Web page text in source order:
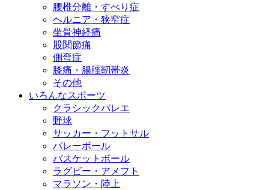
腰椎分離・すべり症
ヘルニア・狭窄症
坐骨神経痛
股関節痛
側弯症
膝痛・腸脛靭帯炎
その他
いろんなスポーツ
クラシックバレエ
野球
サッカー・フットサル
バレーボール
バスケットボール
ラグビー・アメフト
マラソン・陸上